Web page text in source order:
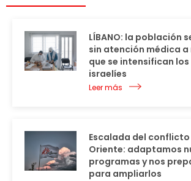
LÍBANO: la población
sin atención médica
que se intensifican
israelíes
Leer más
Escalada del conflicto
Oriente: adaptamos
programas y nos
para ampliarlos